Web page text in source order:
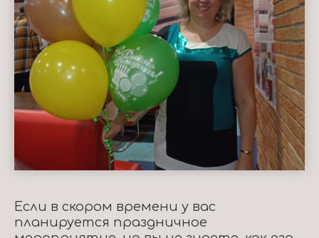
Если в скором времени у вас
планируется праздничное